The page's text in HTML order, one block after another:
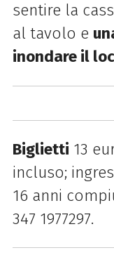
sentire la
al tavolo e
inondare il
Biglietti 13
incluso;
16 anni
347 1977297.